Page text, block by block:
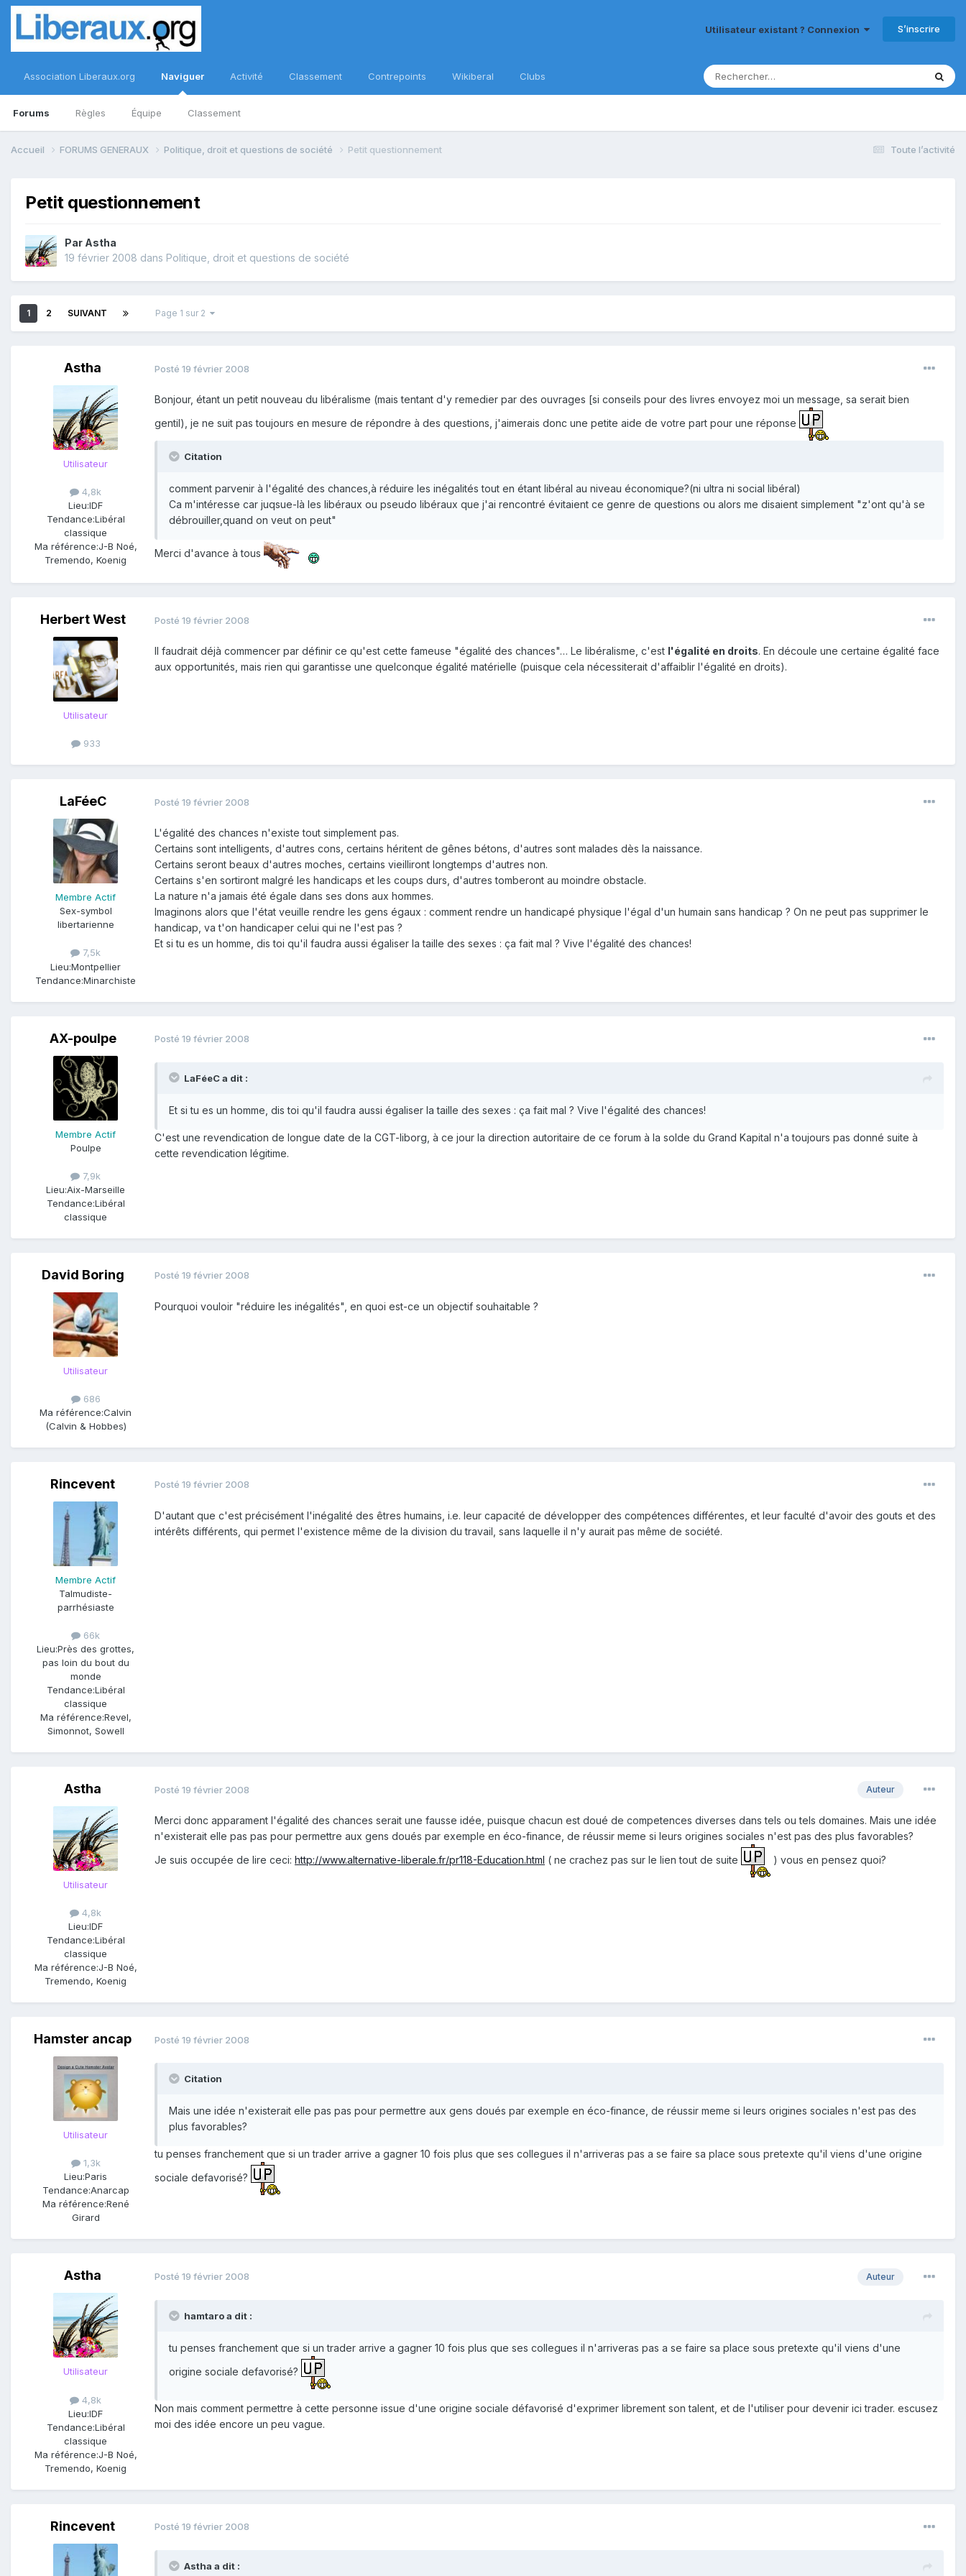
Utilisateur existant ? Connexion S’inscrire
Association Liberaux.org Naviguer
Forums Règles Équipe Classement
Activité Classement Contrepoints Wikiberal Clubs
Toute l’activité
Accueil FORUMS GENERAUX Politique, droit et questions de société Petit questionnement
Petit questionnement
Par Astha
19 février 2008 dans Politique, droit et questions de société
1 2 SUIVANT Page 1 sur 2
Astha
Utilisateur
4,8k
Lieu:IDF
Tendance:Libéral
classique
Ma référence:J-B Noé,
Tremendo, Koenig
Posté 19 février 2008
Bonjour, étant un petit nouveau du libéralisme (mais tentant d'y remedier par des ouvrages [si conseils pour des livres envoyez moi un message, sa serait bien
gentil), je ne suit pas toujours en mesure de répondre à des questions, j'aimerais donc une petite aide de votre part pour une réponse
Citation
comment parvenir à l'égalité des chances,à réduire les inégalités tout en étant libéral au niveau économique?(ni ultra ni social libéral)
Ca m'intéresse car juqsue-là les libéraux ou pseudo libéraux que j'ai rencontré évitaient ce genre de questions ou alors me disaient simplement "z'ont qu'à se
débrouiller,quand on veut on peut"
Merci d'avance à tous
Herbert West
Utilisateur
933
Posté 19 février 2008
Il faudrait déjà commencer par définir ce qu'est cette fameuse "égalité des chances"… Le libéralisme, c'est l'égalité en droits. En découle une certaine égalité face
aux opportunités, mais rien qui garantisse une quelconque égalité matérielle (puisque cela nécessiterait d'affaiblir l'égalité en droits).
LaFéeC
Membre Actif
Sex-symbol
libertarienne
7,5k
Lieu:Montpellier
Tendance:Minarchiste
Posté 19 février 2008
L'égalité des chances n'existe tout simplement pas.
Certains sont intelligents, d'autres cons, certains héritent de gênes bétons, d'autres sont malades dès la naissance.
Certains seront beaux d'autres moches, certains vieilliront longtemps d'autres non.
Certains s'en sortiront malgré les handicaps et les coups durs, d'autres tomberont au moindre obstacle.
La nature n'a jamais été égale dans ses dons aux hommes.
Imaginons alors que l'état veuille rendre les gens égaux : comment rendre un handicapé physique l'égal d'un humain sans handicap ? On ne peut pas supprimer le
handicap, va t'on handicaper celui qui ne l'est pas ?
Et si tu es un homme, dis toi qu'il faudra aussi égaliser la taille des sexes : ça fait mal ? Vive l'égalité des chances!
AX-poulpe
Membre Actif
Poulpe
7,9k
Lieu:Aix-Marseille
Tendance:Libéral
classique
Posté 19 février 2008
LaFéeC a dit :
Et si tu es un homme, dis toi qu'il faudra aussi égaliser la taille des sexes : ça fait mal ? Vive l'égalité des chances!
C'est une revendication de longue date de la CGT-liborg, à ce jour la direction autoritaire de ce forum à la solde du Grand Kapital n'a toujours pas donné suite à
cette revendication légitime.
David Boring
Utilisateur
686
Ma référence:Calvin
(Calvin & Hobbes)
Posté 19 février 2008
Pourquoi vouloir "réduire les inégalités", en quoi est-ce un objectif souhaitable ?
Rincevent
Membre Actif
Talmudiste-
parrhésiaste
66k
Lieu:Près des grottes,
pas loin du bout du
monde
Tendance:Libéral
classique
Ma référence:Revel,
Simonnot, Sowell
Posté 19 février 2008
D'autant que c'est précisément l'inégalité des êtres humains, i.e. leur capacité de développer des compétences différentes, et leur faculté d'avoir des gouts et des
intérêts différents, qui permet l'existence même de la division du travail, sans laquelle il n'y aurait pas même de société.
Astha
Utilisateur
4,8k
Lieu:IDF
Tendance:Libéral
classique
Ma référence:J-B Noé,
Tremendo, Koenig
Auteur
Posté 19 février 2008
Merci donc apparament l'égalité des chances serait une fausse idée, puisque chacun est doué de competences diverses dans tels ou tels domaines. Mais une idée
n'existerait elle pas pas pour permettre aux gens doués par exemple en éco-finance, de réussir meme si leurs origines sociales n'est pas des plus favorables?
Je suis occupée de lire ceci: http://www.alternative-liberale.fr/pr118-Education.html ( ne crachez pas sur le lien tout de suite ) vous en pensez quoi?
Hamster ancap
Utilisateur
1,3k
Lieu:Paris
Tendance:Anarcap
Ma référence:René
Girard
Posté 19 février 2008
Citation
Mais une idée n'existerait elle pas pas pour permettre aux gens doués par exemple en éco-finance, de réussir meme si leurs origines sociales n'est pas des
plus favorables?
tu penses franchement que si un trader arrive a gagner 10 fois plus que ses collegues il n'arriveras pas a se faire sa place sous pretexte qu'il viens d'une origine
sociale defavorisé?
Astha
Utilisateur
4,8k
Lieu:IDF
Tendance:Libéral
classique
Ma référence:J-B Noé,
Tremendo, Koenig
Auteur
Posté 19 février 2008
hamtaro a dit :
tu penses franchement que si un trader arrive a gagner 10 fois plus que ses collegues il n'arriveras pas a se faire sa place sous pretexte qu'il viens d'une
origine sociale defavorisé?
Non mais comment permettre à cette personne issue d'une origine sociale défavorisé d'exprimer librement son talent, et de l'utiliser pour devenir ici trader. escusez
moi des idée encore un peu vague.
Rincevent Posté 19 février 2008
Astha a dit :